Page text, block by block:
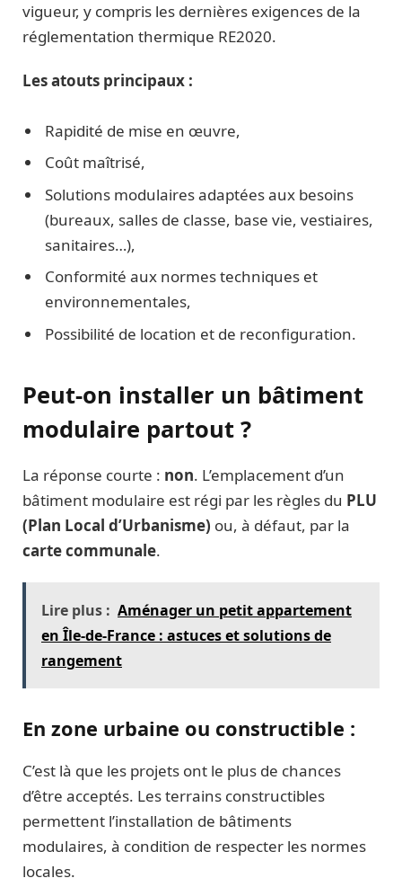
vigueur, y compris les dernières exigences de la
réglementation thermique RE2020.
Les atouts principaux :
Rapidité de mise en œuvre,
Coût maîtrisé,
Solutions modulaires adaptées aux besoins
(bureaux, salles de classe, base vie, vestiaires,
sanitaires…),
Conformité aux normes techniques et
environnementales,
Possibilité de location et de reconfiguration.
Peut-on installer un bâtiment
modulaire partout ?
La réponse courte : non. L’emplacement d’un
bâtiment modulaire est régi par les règles du PLU
(Plan Local d’Urbanisme) ou, à défaut, par la
carte communale.
Lire plus : Aménager un petit appartement
en Île-de-France : astuces et solutions de
rangement
En zone urbaine ou constructible :
C’est là que les projets ont le plus de chances
d’être acceptés. Les terrains constructibles
permettent l’installation de bâtiments
modulaires, à condition de respecter les normes
locales.